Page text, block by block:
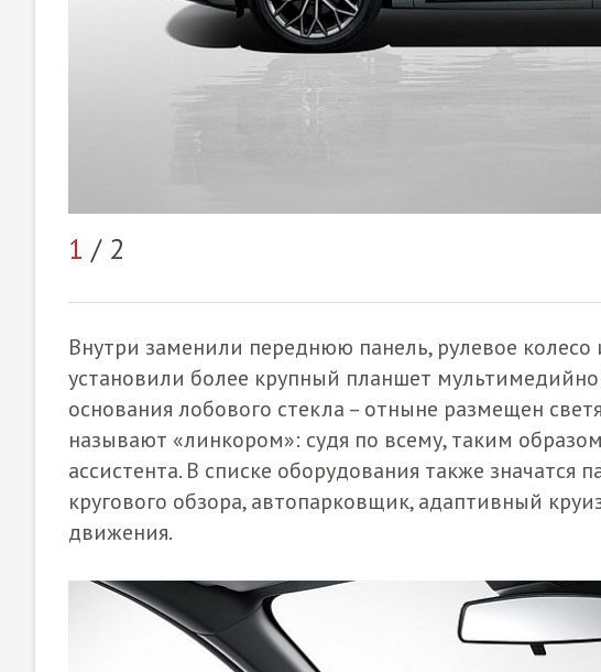
1 / 2
Внутри заменили переднюю панель, рулевое
установили более крупный планшет
основания лобового стекла – отныне размещен
называют «линкором»: судя по всему, таким
ассистента. В списке оборудования также
кругового обзора, автопарковщик, адаптивный
движения.